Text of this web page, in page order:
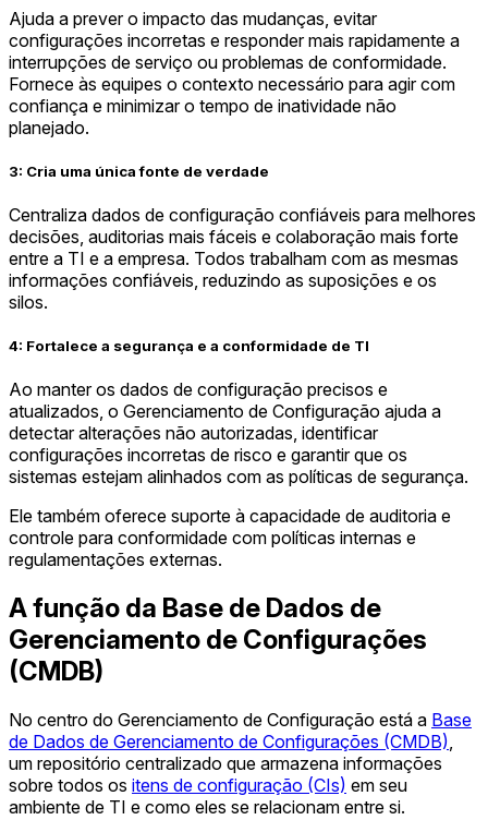
Ajuda a prever o impacto das mudanças, evitar
configurações incorretas e responder mais rapidamente a
interrupções de serviço ou problemas de conformidade.
Fornece às equipes o contexto necessário para agir com
confiança e minimizar o tempo de inatividade não
planejado.
3: Cria uma única fonte de verdade
Centraliza dados de configuração confiáveis para melhores
decisões, auditorias mais fáceis e colaboração mais forte
entre a TI e a empresa. Todos trabalham com as mesmas
informações confiáveis, reduzindo as suposições e os
silos.
4: Fortalece a segurança e a conformidade de TI
Ao manter os dados de configuração precisos e
atualizados, o Gerenciamento de Configuração ajuda a
detectar alterações não autorizadas, identificar
configurações incorretas de risco e garantir que os
sistemas estejam alinhados com as políticas de segurança.
Ele também oferece suporte à capacidade de auditoria e
controle para conformidade com políticas internas e
regulamentações externas.
A função da Base de Dados de
Gerenciamento de Configurações
(CMDB)
No centro do Gerenciamento de Configuração está a Base
de Dados de Gerenciamento de Configurações (CMDB),
um repositório centralizado que armazena informações
sobre todos os itens de configuração (CIs) em seu
ambiente de TI e como eles se relacionam entre si.